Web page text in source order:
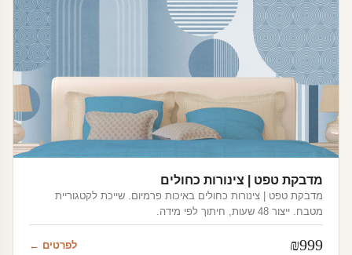
מדבקת טפט | צינורות כחולים
מדבקת טפט | צינורות כחולים באיכות פרמיום. שייכת לקטגוריית
מטבח. ייצור 48 שעות, חיתוך לפי מידה.
₪999 לפרטים ←